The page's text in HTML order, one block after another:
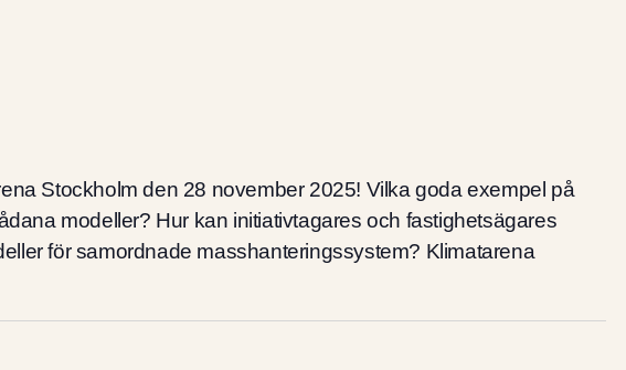
Stockholm den 28 november 2025! Vilka goda exempel på
modeller? Hur kan initiativtagares och fastighetsägares
för samordnade masshanteringssystem? Klimatarena